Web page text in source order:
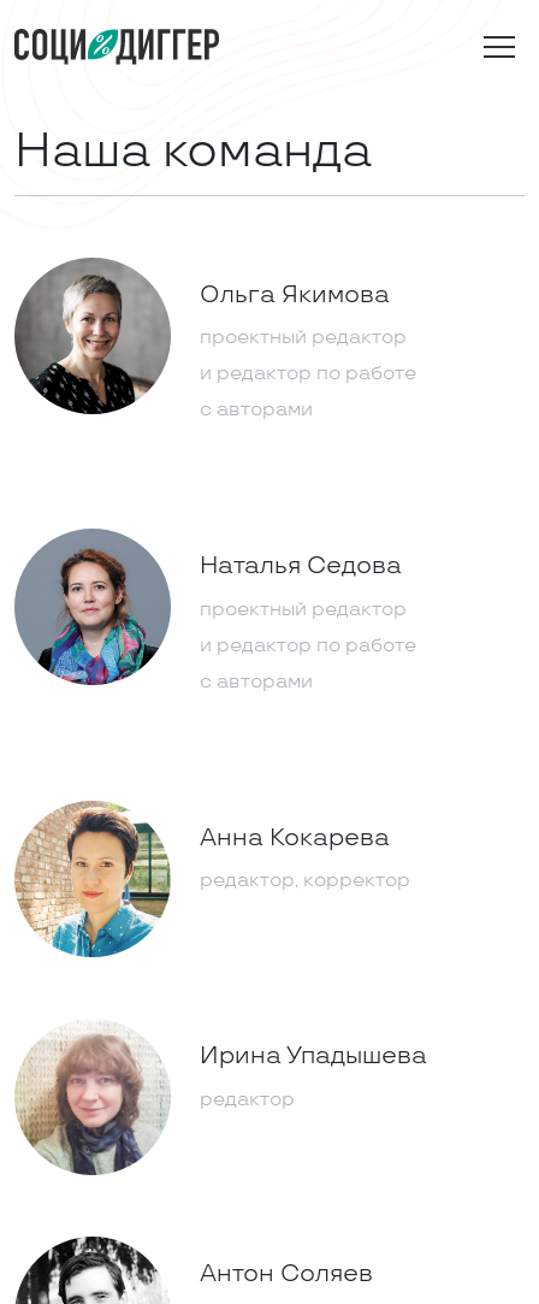
Наша команда
Ольга Якимова
проектный редактор
и редактор по работе
с авторами
Наталья Седова
проектный редактор
и редактор по работе
с авторами
Анна Кокарева
редактор, корректор
Ирина Упадышева
редактор
Антон Соляев